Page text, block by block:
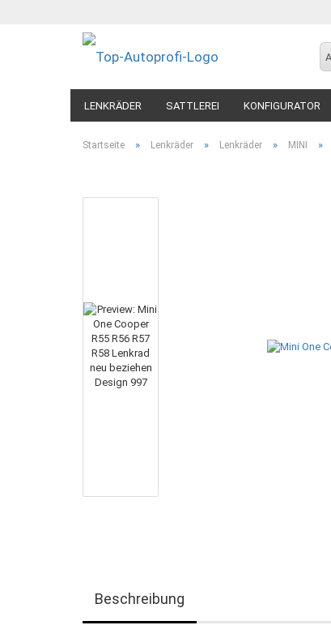
LENKRÄDER SATTLEREI KONFIGURATOR
Startseite » Lenkräder » Lenkräder » MINI »
Beschreibung